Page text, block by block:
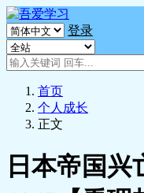
登录
首页
个人成长
正文
日本帝国兴